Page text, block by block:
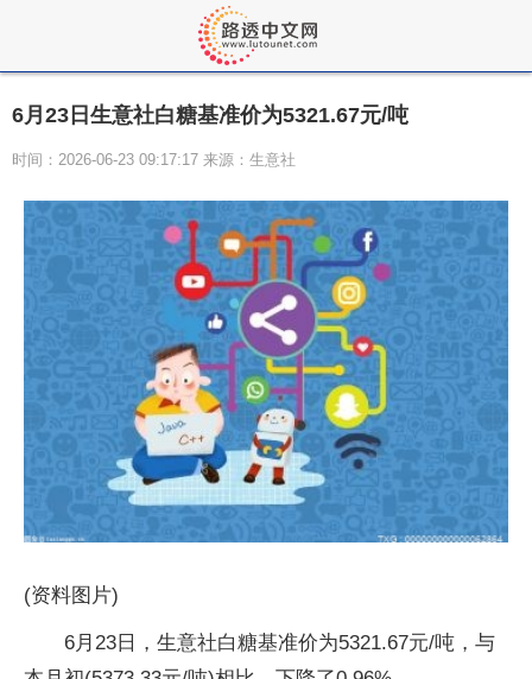
6月23日生意社白糖基准价为5321.67元/吨
时间：2026-06-23 09:17:17 来源：生意社
(资料图片)
6月23日，生意社白糖基准价为5321.67元/吨，与